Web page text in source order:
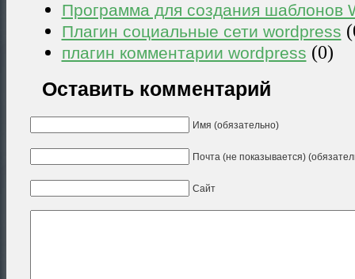
Программа для создания шаблонов
Плагин социальные сети wordpress
плагин комментарии wordpress (0)
Оставить комментарий
Имя (обязательно)
Почта (не показывается)
Сайт